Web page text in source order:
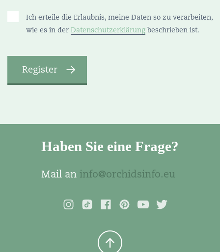
Ich erteile die Erlaubnis, meine Daten so zu verarbeiten,
wie es in der Datenschutzerklärung beschrieben ist.
Haben Sie eine Frage?
Mail an info@orchidsinfo.eu